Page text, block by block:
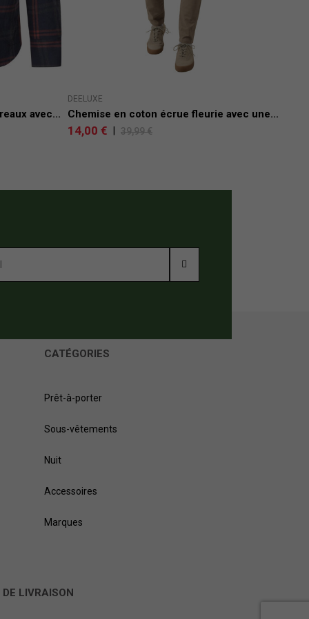
avec...
DEELUXE
Chemise en coton écrue fleurie avec une...
14,00 € 39,99 €
CATÉGORIES
Prêt-à-porter
Sous-vêtements
Nuit
Accessoires
Marques
DE LIVRAISON